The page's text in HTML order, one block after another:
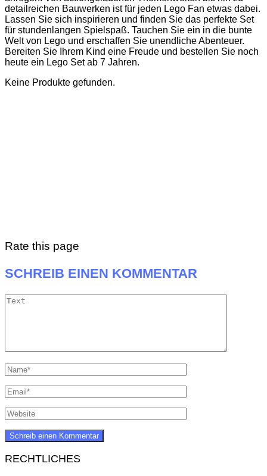
detailreichen Bauwerken ist für jeden Lego Fan etwas dabei.
Lassen Sie sich inspirieren und finden Sie das perfekte Set
für stundenlangen Spielspaß. Tauchen Sie ein in die bunte
Welt von Lego und erschaffen Sie unendliche Abenteuer.
Bereiten Sie Ihrem Kind eine Freude und bestellen Sie noch
heute ein Lego Set ab 7 Jahren.
Keine Produkte gefunden.
Rate this page
SCHREIB EINEN KOMMENTAR
RECHTLICHES